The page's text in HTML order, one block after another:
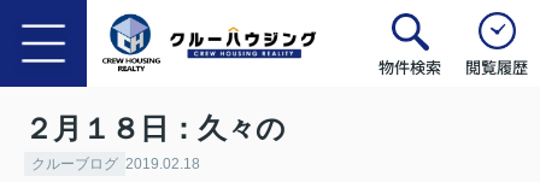
物件検索 閲覧履歴
２月１８日：久々の
クルーブログ 2019.02.18